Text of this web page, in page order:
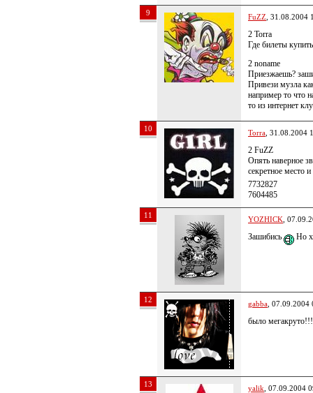
9 FuZZ , 31.08.2004
2 Torra
Где билеты
2 noname
Приезжаешь?
Привези музла
например то что
то из интернет
10 Torra , 31.08.2004
2 FuZZ
Опять наверное
секретное место
7732827
7604485
11 YOZHICK ,
Зашибись Но
12 gabba , 07.09.2004
было мегакруто!!!
13 yalik , 07.09.2004